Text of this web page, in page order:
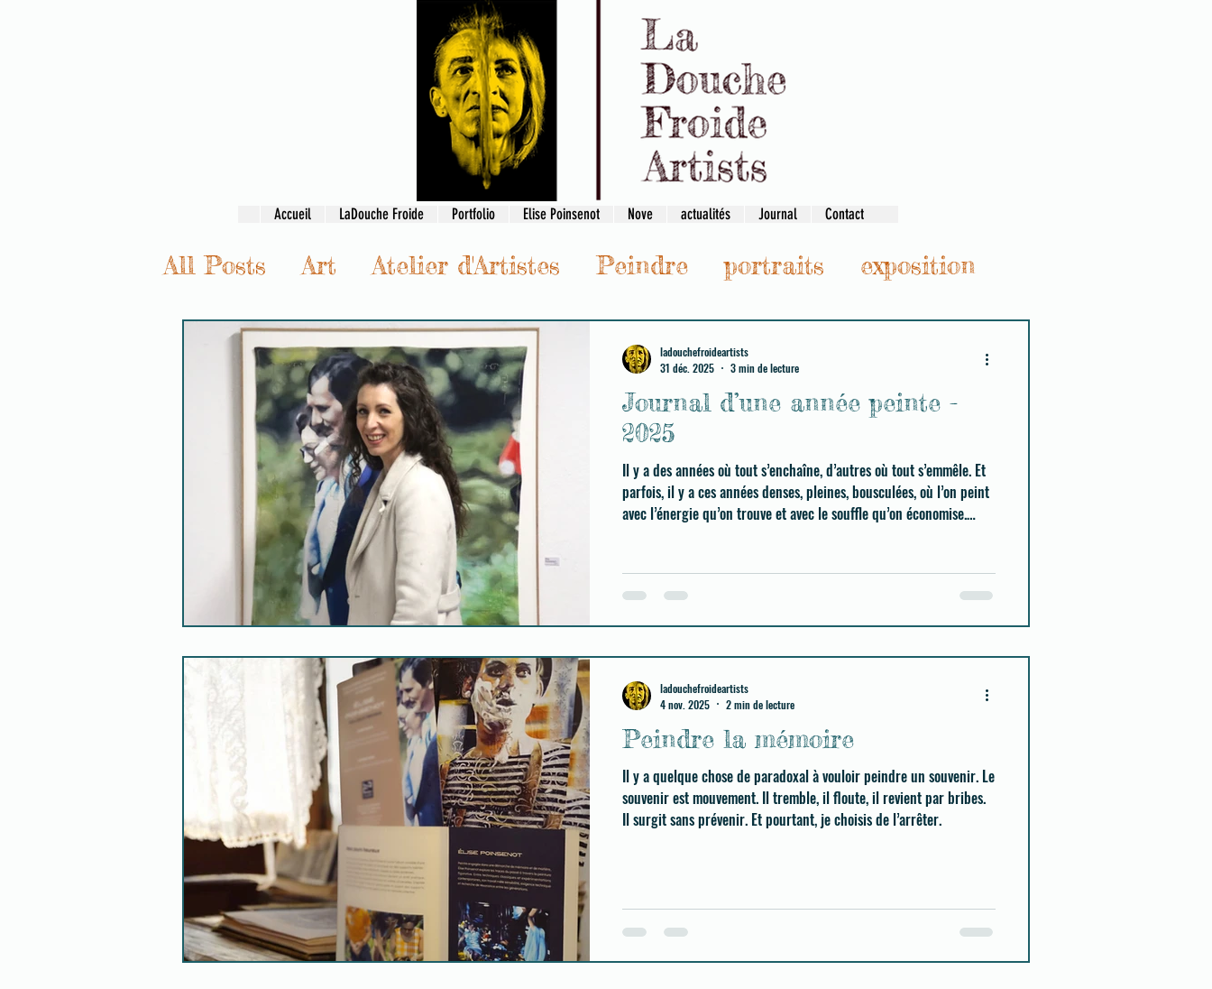
Accueil LaDouche Froide Portfolio Elise Poinsenot Nove actualités Journal Contact
All Posts Art Atelier d'Artistes Peindre portraits exposition
Transmission & création
Journal d’une année peinte -
2025
Il y a des années où tout s’enchaîne, d’autres où tout s’emmêle. Et
parfois, il y a ces années denses, pleines, bousculées, où l’on peint
avec l’énergie qu’on trouve et avec le souffle qu’on économise.
ladouchefroideartists
31 déc. 2025
3 min de lecture
Peindre la mémoire
Il y a quelque chose de paradoxal à vouloir peindre un souvenir. Le
souvenir est mouvement. Il tremble, il floute, il revient par bribes.
Il surgit sans prévenir. Et pourtant, je choisis de l’arrêter.
ladouchefroideartists
4 nov. 2025
2 min de lecture